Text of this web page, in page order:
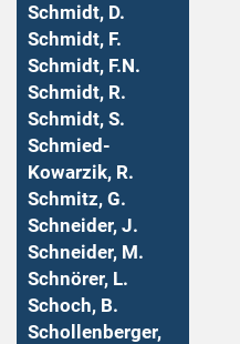
Schmidt, D.
Schmidt, F.
Schmidt, F.N.
Schmidt, R.
Schmidt, S.
Schmied-
Kowarzik, R.
Schmitz, G.
Schneider, J.
Schneider, M.
Schnörer, L.
Schoch, B.
Schollenberger,